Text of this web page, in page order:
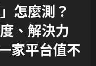
怎麼測？
、解決力
家平台值不